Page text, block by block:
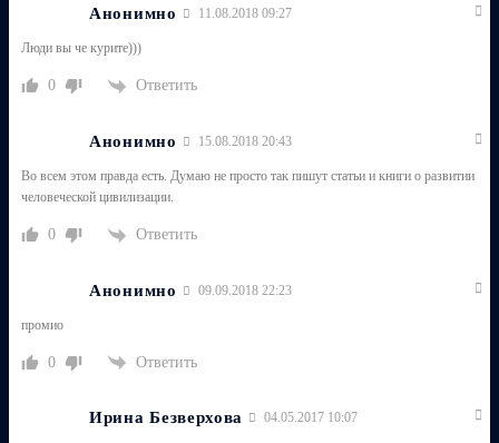
Анонимно 11.08.2018 09:27
Люди вы че курите)))
0 Ответить
Анонимно 15.08.2018 20:43
Во всем этом правда есть. Думаю не просто так пишут статьи и книги о развитии
человеческой цивилизации.
0 Ответить
Анонимно 09.09.2018 22:23
промио
0 Ответить
Ирина Безверхова 04.05.2017 10:07